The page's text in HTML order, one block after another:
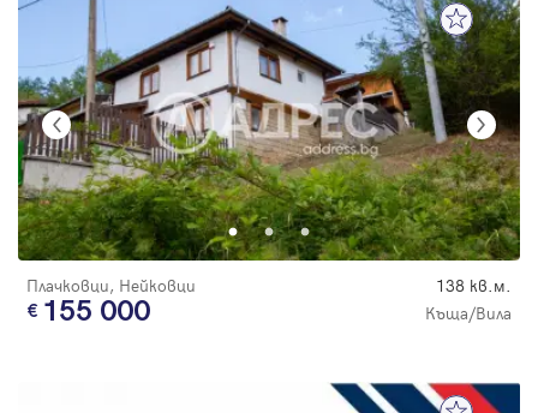
Плачковци, Нейковци 138 кв.м.
155 000 Къща/Вила